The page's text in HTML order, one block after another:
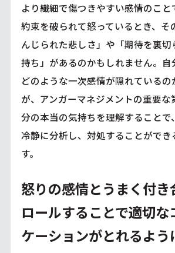
より繊細で傷つきやすい感情のこと
約束を破られて怒っているとき、そ
んじられた悲しさ」や「期待を裏切
持ち」があるのかもしれません。自
どのような一次感情が隠れているの
が、アンガーマネジメントの重要な
分の本当の気持ちを理解することで
冷静に分析し、対処することができ
す。
怒りの感情とうまく付き
ロールすることで適切な
ケーションがとれるよう